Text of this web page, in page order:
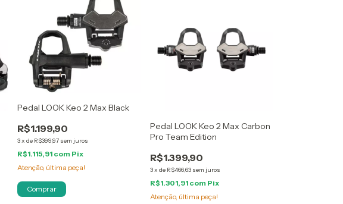
Pedal LOOK Keo 2 Max Black
R$1.199,90
3xde R$399,97 sem juros
R$1.115,91 com Pix
Atenção, última peça!
Pedal LOOK Keo 2 Max Carbon
Pro Team Edition
R$1.399,90
3x de R$466,63 sem juros
R$1.301,91 com Pix
Atenção, última peça!